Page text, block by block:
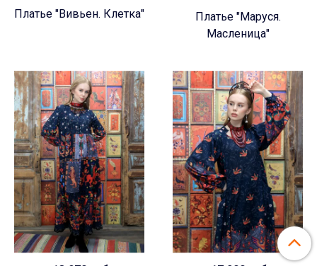
Платье "Вивьен. Клетка"
Платье "Маруся.
Масленица"